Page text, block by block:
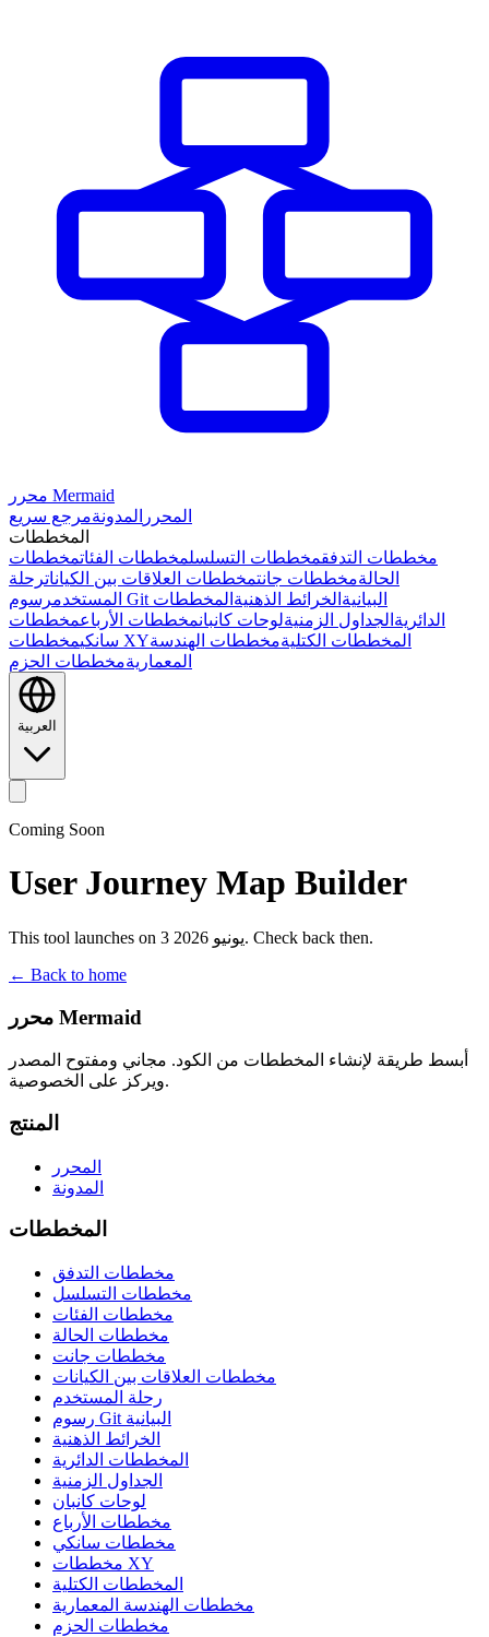
محرر Mermaid
المحرر المدونةمرجع سريع
المخططات
مخططات التدفقمخططات التسلسلمخططات الفئاتمخططات
الحالةمخططات جانتمخططات العلاقات بين الكياناترحلة
المستخدم
رسوم Git البيانية الخرائط الذهنية المخططات
الدائرية الجداول الزمنيةلوحات كانبانمخططات الأرباعمخططات
سانكي مخططات XY المخططات الكتليةمخططات الهندسة
المعماريةمخططات الحزم
العربية
Coming Soon
User Journey Map Builder
This tool launches on 3 يونيو 2026. Check back then.
← Back to home
محرر Mermaid
أبسط طريقة لإنشاء المخططات من الكود. مجاني ومفتوح المصدر
ويركز على الخصوصية.
المنتج
المحرر
المدونة
المخططات
مخططات التدفق
مخططات التسلسل
مخططات الفئات
مخططات الحالة
مخططات جانت
مخططات العلاقات بين الكيانات
رحلة المستخدم
رسوم Git البيانية
الخرائط الذهنية
المخططات الدائرية
الجداول الزمنية
لوحات كانبان
مخططات الأرباع
مخططات سانكي
مخططات XY
المخططات الكتلية
مخططات الهندسة المعمارية
مخططات الحزم